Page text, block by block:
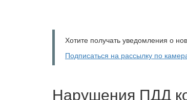
Хотите получать уведомления о
Подписаться на рассылку по
Нарушения ПДД